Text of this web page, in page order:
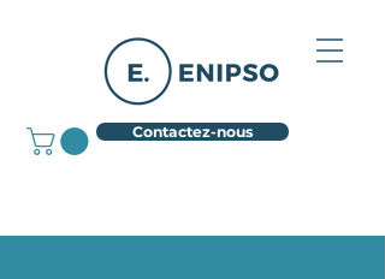
Contactez-nous